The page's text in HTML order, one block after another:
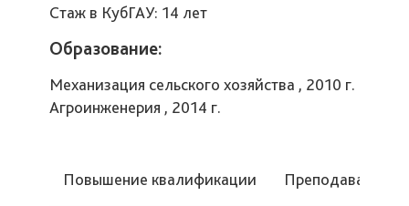
Стаж в КубГАУ: 14 лет
Образование:
Механизация сельского хозяйства , 2010 г.
Агроинженерия , 2014 г.
Повышение квалификации Преподаваемые